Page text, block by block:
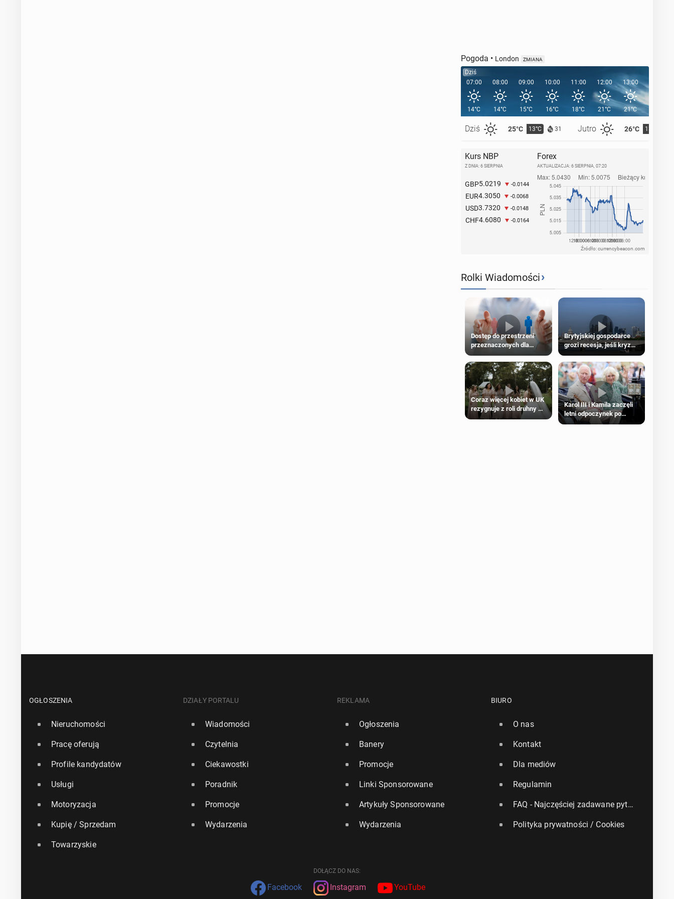
Pogoda • London ZMIANA
Dziś
07:00
14°C
Dziś 25°C 13°C 31 Jutro 26°C 13°C
08:00
14°C
09:00
15°C
10:00
16°C
11:00
18°C
12:00
21°C
13:00
21°C
14:00
Kurs NBP
Z DNIA: 6 SIERPNIA
GBP5.0219 -0.0144
EUR4.3050 -0.0068
USD3.7320 -0.0148
CHF4.6080 -0.0164
Forex
AKTUALIZACJA: 6 SIERPNIA, 07:20
Źródło: currencybeacon.com
Rolki Wiadomości›
Dostęp do przestrzeni
przeznaczonych dla
wyłącznie na płci
biologicznej
Brytyjskiej gospodarce
grozi recesja, jeśli kryzys
na Bliskim Wschodzie się
przedłuży
Coraz więcej kobiet w UK
rezygnuje z roli druhny na
ślubie
Karol III i Kamila zaczęli
letni odpoczynek po
Igrzyskach Wspólnoty w
OGŁOSZENIA
Nieruchomości
Pracę oferują
Profile kandydatów
Usługi
Motoryzacja
Kupię / Sprzedam
Towarzyskie
DZIAŁY PORTALU
Wiadomości
Czytelnia
Ciekawostki
Poradnik
Promocje
Wydarzenia
REKLAMA
Ogłoszenia
Banery
Promocje
Linki Sponsorowane
Artykuły Sponsorowane
Wydarzenia
BIURO
O nas
Kontakt
Dla mediów
Regulamin
FAQ - Najczęściej zadawane pytania
Polityka prywatności / Cookies
DOŁĄCZ DO NAS:
Facebook Instagram YouTube